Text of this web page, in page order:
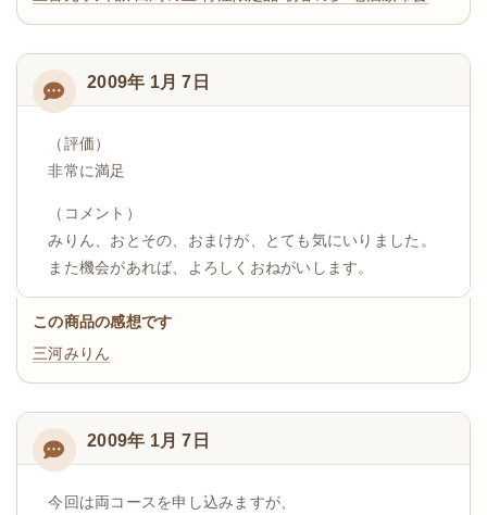
2009年 1月 7日
（評価）
非常に満足
（コメント）
みりん、おとその、おまけが、とても気にいりました。
また機会があれば、よろしくおねがいします。
この商品の感想です
三河みりん
2009年 1月 7日
今回は両コースを申し込みますが、